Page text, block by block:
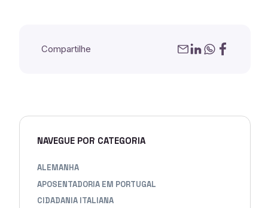
Compartilhe
NAVEGUE POR CATEGORIA
ALEMANHA
APOSENTADORIA EM PORTUGAL
CIDADANIA ITALIANA